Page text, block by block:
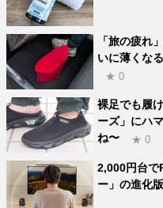
「旅の疲れ
いに薄くな
★ 0
裸足でも履
ーズ」にハ
ね〜
★ 0
2,000円台で
ー」の進化